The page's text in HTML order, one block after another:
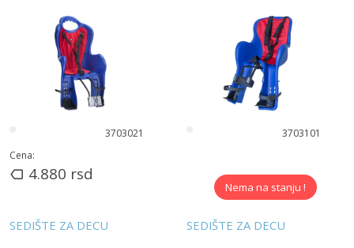
3703021
Cena:
4.880 rsd
3703101
Nema na stanju !
SEDIŠTE ZA DECU SEDIŠTE ZA DECU